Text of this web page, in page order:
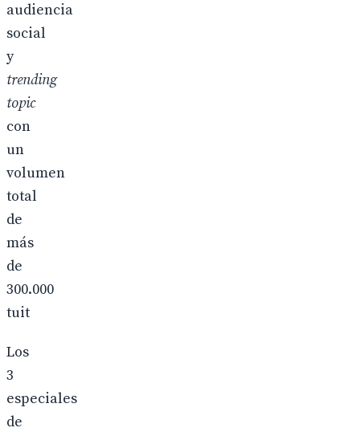
audiencia
social
y
trending
topic
con
un
volumen
total
de
más
de
300.000
tuit
Los
3
especiales
de